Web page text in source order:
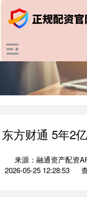
东方财通 5年2
来源：融通资产配资
2026-05-25 12:28:53